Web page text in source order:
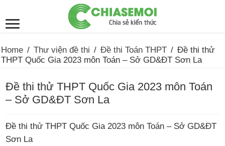
Home / Thư viện đề thi / Đề thi Toán THPT / Đề thi thử
THPT Quốc Gia 2023 môn Toán – Sở GD&ĐT Sơn La
Đề thi thử THPT Quốc Gia 2023 môn Toán
– Sở GD&ĐT Sơn La
Đề thi thử THPT Quốc Gia 2023 môn Toán – Sở GD&ĐT
Sơn La